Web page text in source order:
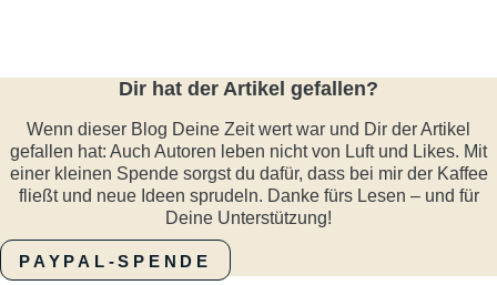
Dir hat der Artikel gefallen?
Wenn dieser Blog Deine Zeit wert war und Dir der Artikel
gefallen hat: Auch Autoren leben nicht von Luft und Likes. Mit
einer kleinen Spende sorgst du dafür, dass bei mir der Kaffee
fließt und neue Ideen sprudeln. Danke fürs Lesen – und für
Deine Unterstützung!
PAYPAL-SPENDE